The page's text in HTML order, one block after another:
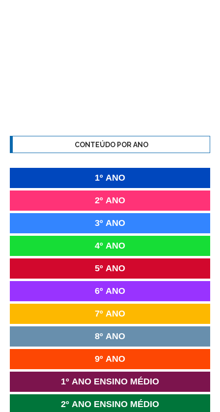
CONTEÚDO POR ANO
1º ANO
2º ANO
3º ANO
4º ANO
5º ANO
6º ANO
7º ANO
8º ANO
9º ANO
1º ANO ENSINO MÉDIO
2º ANO ENSINO MÉDIO